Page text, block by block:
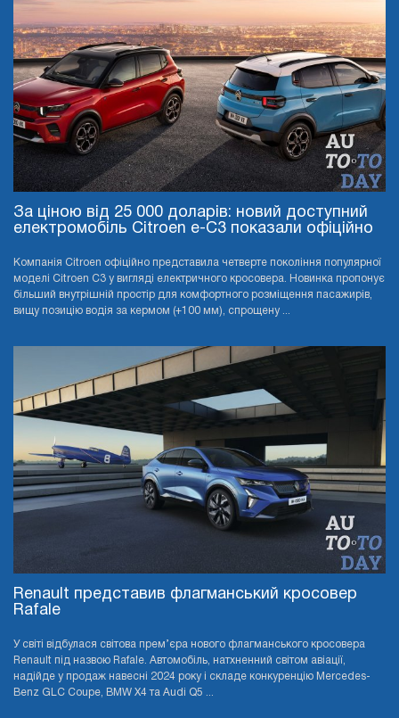
За ціною від 25 000 доларів: новий доступний
електромобіль Citroen e-C3 показали офіційно
Компанія Citroen офіційно представила четверте покоління популярної
моделі Citroen C3 у вигляді електричного кросовера. Новинка пропонує
більший внутрішній простір для комфортного розміщення пасажирів,
вищу позицію водія за кермом (+100 мм), спрощену ...
Renault представив флагманський кросовер
Rafale
У світі відбулася світова прем’єра нового флагманського кросовера
Renault під назвою Rafale. Автомобіль, натхненний світом авіації,
надійде у продаж навесні 2024 року і складе конкуренцію Mercedes-
Benz GLC Coupe, BMW X4 та Audi Q5 ...